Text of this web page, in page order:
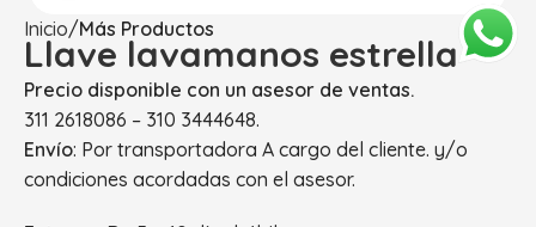
Inicio Más Productos
Llave lavamanos estrella
Precio disponible con un asesor de ventas.
311 2618086 – 310 3444648.
Envío: Por transportadora A cargo del cliente. y/o
condiciones acordadas con el asesor.